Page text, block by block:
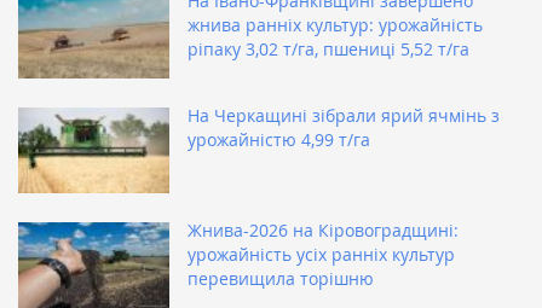
жнива ранніх культур: урожайність
ріпаку 3,02 т/га, пшениці 5,52 т/га
На Черкащині зібрали ярий ячмінь з
урожайністю 4,99 т/га
Жнива-2026 на Кіровоградщині:
урожайність усіх ранніх культур
перевищила торішню